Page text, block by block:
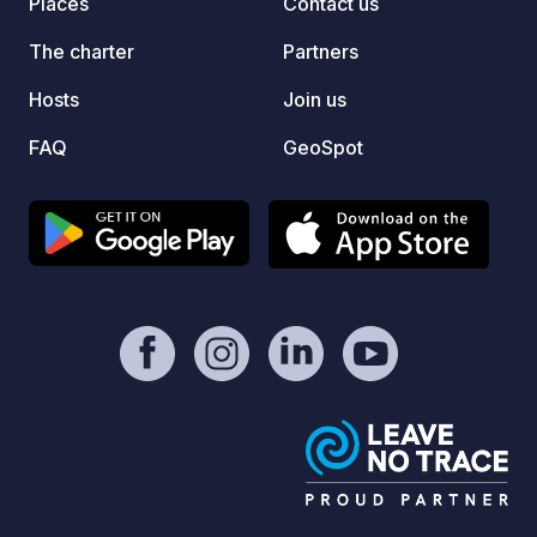
The charter
Hosts
FAQ
Partners
Join us
GeoSpot